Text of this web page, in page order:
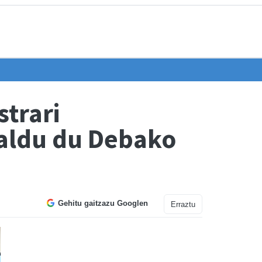
du Debako
Gehitu gaitzazu Googlen Erraztu